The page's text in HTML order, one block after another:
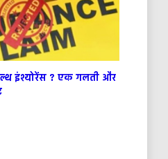
इंश्योरेंस ? एक गलती और